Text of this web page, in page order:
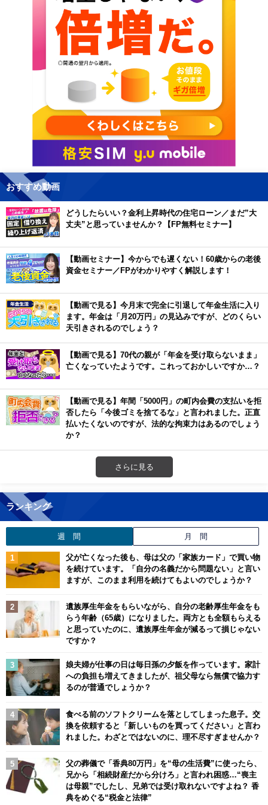
おすすめ動画
どうしたらいい？金利上昇時代の住宅ローン／まだ”大
丈夫”と思っていませんか？【FP無料セミナー】
【動画セミナー】今からでも遅くない！60歳からの老後
資金セミナー／FPがわかりやすく解説します！
【動画で見る】今月末で完全に引退して年金生活に入り
ます。年金は「月20万円」の見込みですが、どのくらい
天引きされるのでしょう？
【動画で見る】70代の親が「年金を受け取らないまま」
亡くなっていたようです。これっておかしいですか…？
【動画で見る】年間「5000円」の町内会費の支払いを拒
否したら「今後ゴミを捨てるな」と言われました。正直
払いたくないのですが、法的な拘束力はあるのでしょう
か？
さらに見る
ランキング
週 間 月 間
父が亡くなった後も、母は父の「家族カード」で買い物
を続けています。「自分の名義だから問題ない」と言い
ますが、このまま利用を続けてもよいのでしょうか？
遺族厚生年金をもらいながら、自分の老齢厚生年金をも
らう年齢（65歳）になりました。両方とも全額もらえる
と思っていたのに、遺族厚生年金が減るって損じゃない
ですか？
娘夫婦が仕事の日は毎日孫の夕飯を作っています。家計
への負担も増えてきましたが、祖父母なら無償で協力す
るのが普通でしょうか？
食べる前のソフトクリームを落としてしまった息子。交
換を依頼すると「新しいものを買ってください」と言わ
れました。わざとではないのに、理不尽すぎませんか？
父の葬儀で「香典80万円」を“母の生活費”に使ったら、
兄から「相続財産だから分けろ」と言われ困惑…“喪主
は母親”でしたし、兄弟では受け取れないですよね？ 香
典をめぐる“税金と法律”